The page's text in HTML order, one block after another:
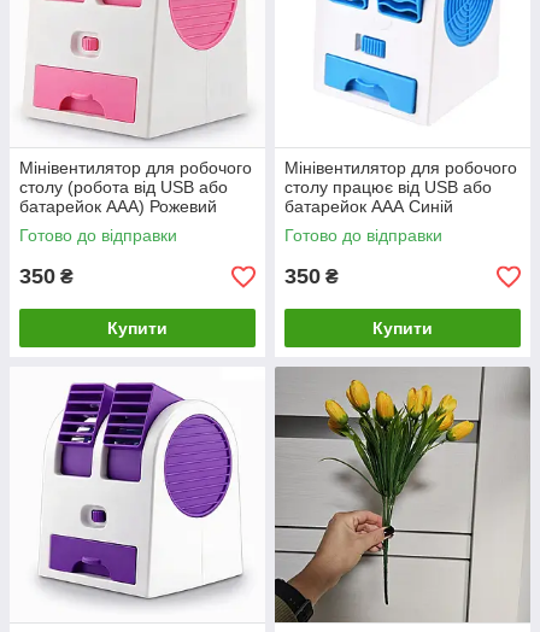
Мінівентилятор для робочого
столу (робота від USB або
батарейок ААА) Рожевий
Готово до відправки
350 ₴
Купити
Мінівентилятор для робочого
столу працює від USB або
батарейок ААА Синій
Готово до відправки
350 ₴
Купити